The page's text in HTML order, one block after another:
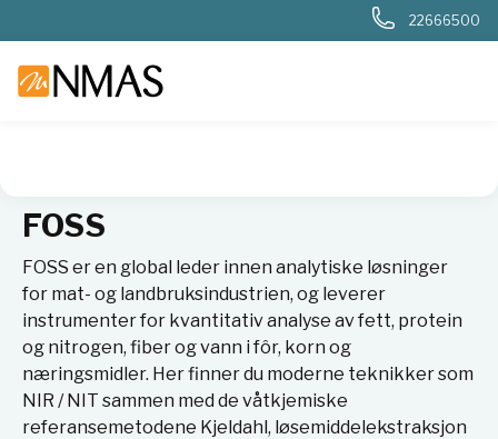
22666500
FOSS
FOSS er en global leder innen analytiske løsninger
for mat- og landbruksindustrien, og leverer
instrumenter for kvantitativ analyse av fett, protein
og nitrogen, fiber og vann i fôr, korn og
næringsmidler. Her finner du moderne teknikker som
NIR / NIT sammen med de våtkjemiske
referansemetodene Kjeldahl, løsemiddelekstraksjon